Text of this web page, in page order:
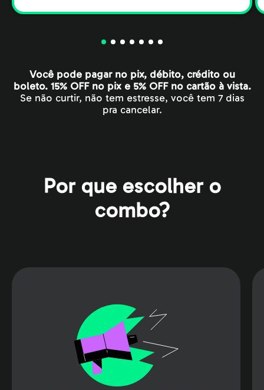
Você pode pagar no pix, débito, crédito ou
boleto. 15% OFF no pix e 5% OFF no cartão à vista.
Se não curtir, não tem estresse, você tem 7 dias
pra cancelar.
Por que escolher o
combo?